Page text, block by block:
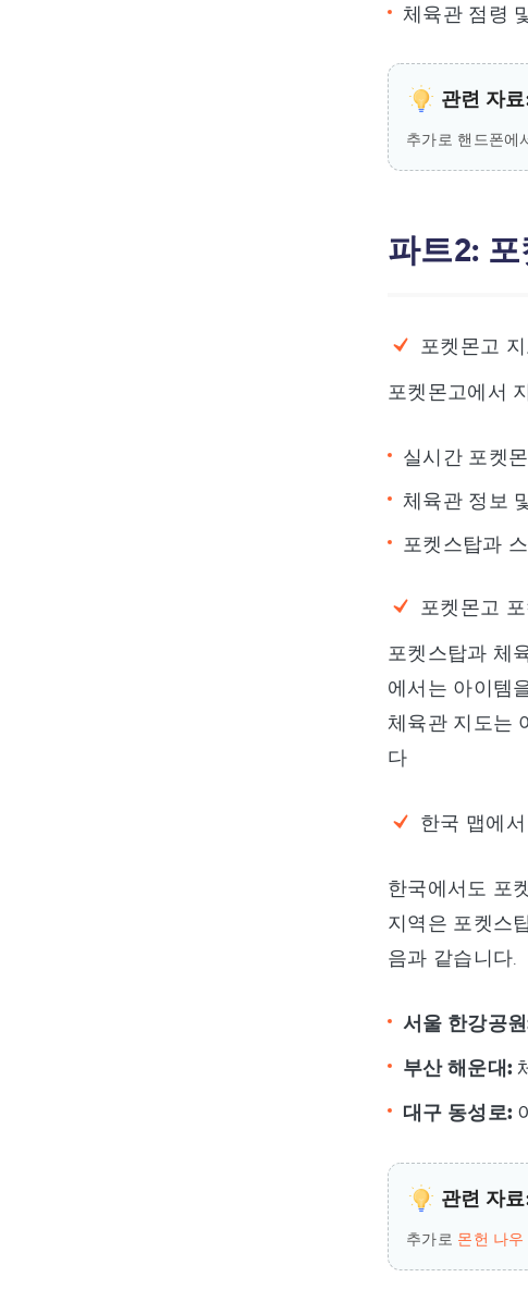
체육관 점령
관련 자
추가로 핸드폰에
파트2:
포켓몬고
포켓몬고에서
실시간 포켓
체육관 정보
포켓스탑과
포켓몬고
포켓스탑과 체
에서는 아이템
체육관 지도는
다
한국 맵에
한국에서도 포
지역은 포켓스
음과 같습니다.
서울 한강공
부산 해운대:
대구 동성로:
관련 자
추가로 몬헌 나우